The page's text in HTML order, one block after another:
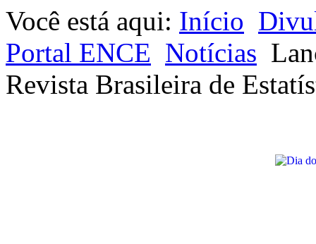
Você está aqui: Início
Portal ENCE Notícias
Revista Brasileira de